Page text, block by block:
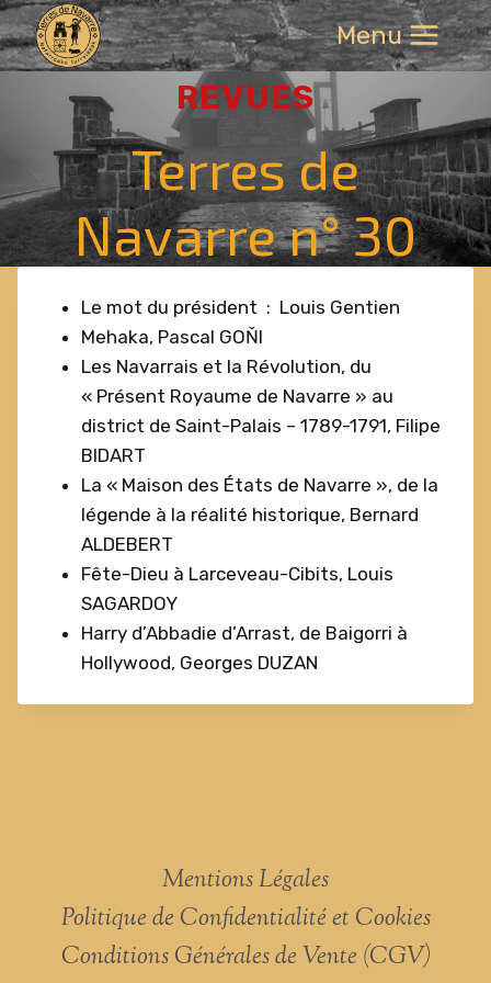
Aller
au
contenu
Menu
REVUES
Terres de
Navarre n° 30
Le mot du président : Louis Gentien
Mehaka, Pascal GOŇI
Les Navarrais et la Révolution, du
« Présent Royaume de Navarre » au
district de Saint-Palais – 1789-1791, Filipe
BIDART
La « Maison des États de Navarre », de la
légende à la réalité historique, Bernard
ALDEBERT
Fête-Dieu à Larceveau-Cibits, Louis
SAGARDOY
Harry d’Abbadie d’Arrast, de Baigorri à
Hollywood, Georges DUZAN
Mentions Légales
Politique de Confidentialité et Cookies
Conditions Générales de Vente (CGV)